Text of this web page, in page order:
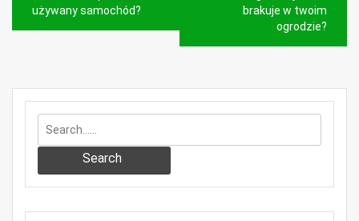
wpisu
używany samochód?
brakuje w twoim
ogrodzie?
Search